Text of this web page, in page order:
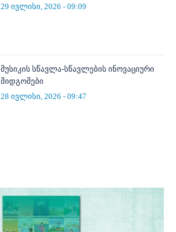
29 ივლისი, 2026 - 09:09
მუსიკის სწავლა-სწავლების ინოვაციური
მიდგომები
28 ივლისი, 2026 - 09:47